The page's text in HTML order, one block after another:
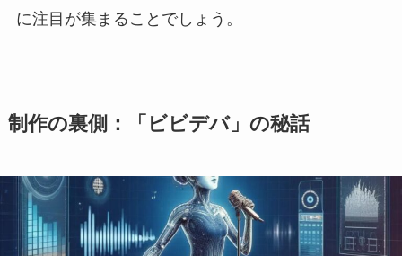
に注目が集まることでしょう。
制作の裏側：「ビビデバ」の秘話